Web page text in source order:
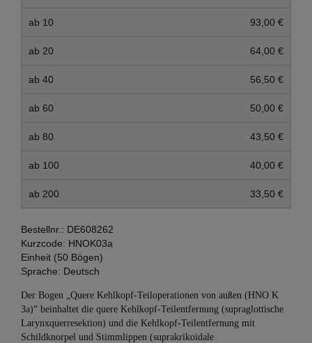
ab 10 93,00 €
ab 20 64,00 €
ab 40 56,50 €
ab 60 50,00 €
ab 80 43,50 €
ab 100 40,00 €
ab 200 33,50 €
Bestellnr.: DE608262
Kurzcode: HNOK03a
Einheit (50 Bögen)
Sprache: Deutsch
Der Bogen „Quere Kehlkopf-Teiloperationen von außen (HNO K
3a)“ beinhaltet die quere Kehlkopf-Teilentfernung (supraglottische
Larynxquerresektion) und die Kehlkopf-Teilentfernung mit
Schildknorpel und Stimmlippen (suprakrikoidale